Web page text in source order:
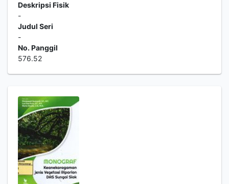
Deskripsi Fisik
-
Judul Seri
-
No. Panggil
576.52